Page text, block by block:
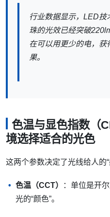
行业数据显示，LED
珠的光效已经突破
在可以用更少的电，获
果。
色温与显色指数（
境选择适合的光色
这两个参数决定了光线给人的“
色温（CCT）
：单位是开
光的“颜色”。